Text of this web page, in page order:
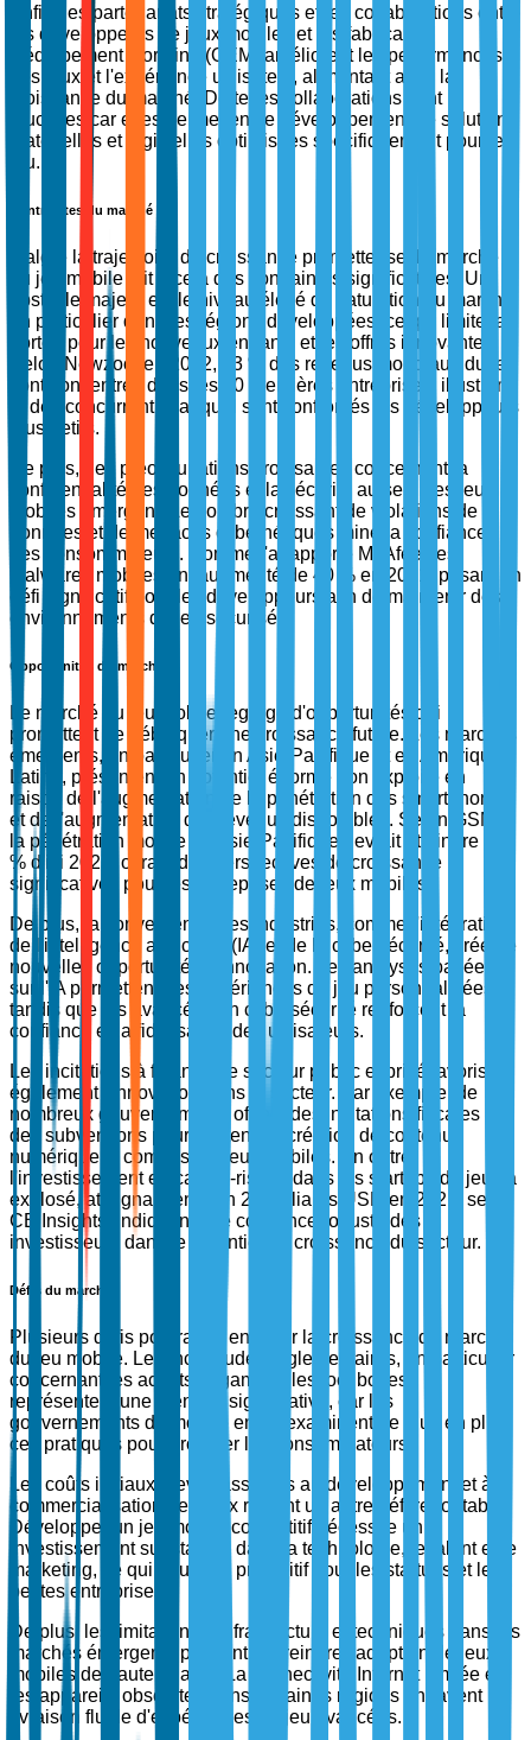
Enfin, les partenariats stratégiques et les collaborations entre
les développeurs de jeux mobiles et les fabricants
d'équipement d'origine (OEM) améliorent les performances
des jeux et l'expérience utilisateur, alimentant ainsi la
croissance du marché. De telles collaborations sont
cruciales car elles permettent le développement de solutions
matérielles et logicielles optimisées spécifiquement pour le
jeu.
Contraintes du marché
Malgré la trajectoire de croissance prometteuse, le marché
du jeu mobile fait face à des contraintes significatives. Un
obstacle majeur est le niveau élevé de saturation du marché,
en particulier dans les régions développées, ce qui limite la
portée pour les nouveaux entrants et les offres innovantes.
Selon Newzoo, en 2022, 53 % des revenus mondiaux du jeu
sont concentrés dans les 10 premières entreprises, illustrant
le défi concurrentiel auquel sont confrontés les développeurs
plus petits.
De plus, des préoccupations croissantes concernant la
confidentialité des données et la sécurité au sein des jeux
mobiles émergent. Le nombre croissant de violations de
données et de menaces cybernétiques mine la confiance
des consommateurs. Comme l'a rapporté McAfee, les
malwares mobiles ont augmenté de 40 % en 2021, posant un
défi significatif pour les développeurs afin de maintenir des
environnements de jeu sécurisés.
Opportunités du marché
Le marché du jeu mobile regorge d'opportunités qui
promettent de débloquer une croissance future. Les marchés
émergents, en particulier en Asie-Pacifique et en Amérique
Latine, présentent un potentiel énorme non exploité en
raison de l'augmentation de la pénétration des smartphones
et de l'augmentation des revenus disponibles. Selon GSMA,
la pénétration mobile en Asie-Pacifique devrait atteindre 66
% d'ici 2025, offrant des perspectives de croissance
significatives pour les entreprises de jeux mobiles.
De plus, la convergence des industries, comme l'intégration
de l'intelligence artificielle (IA) et de la cybersécurité, crée de
nouvelles opportunités d'innovation. Les analyses basées
sur l'IA permettent des expériences de jeu personnalisées,
tandis que les avancées en cybersécurité renforcent la
confiance et la fidélisation des utilisateurs.
Les incitations à financer le secteur public et privé favorisent
également l'innovation dans le secteur. Par exemple, de
nombreux gouvernements offrent des incitations fiscales et
des subventions pour soutenir la création de contenu
numérique, y compris les jeux mobiles. En outre,
l'investissement en capital-risque dans les startups de jeux a
explosé, atteignant environ 24 milliards USD en 2021, selon
CB Insights, indiquant une confiance robuste des
investisseurs dans le potentiel de croissance du secteur.
Défis du marché
Plusieurs défis pourraient entraver la croissance du marché
du jeu mobile. Les incertitudes réglementaires, en particulier
concernant les achats in-game et les loot boxes,
représentent une menace significative, car les
gouvernements du monde entier examinent de plus en plus
ces pratiques pour protéger les consommateurs.
Les coûts initiaux élevés associés au développement et à la
commercialisation des jeux restent un autre défi redoutable.
Développer un jeu mobile compétitif nécessite un
investissement substantiel dans la technologie, le talent et le
marketing, ce qui peut être prohibitif pour les startups et les
petites entreprises.
De plus, les limitations d'infrastructure et techniques dans les
marchés émergents peuvent restreindre l'adoption de jeux
mobiles de haute qualité. La connectivité Internet limitée et
les appareils obsolètes dans certaines régions entravent la
livraison fluide d'expériences de jeu avancées.